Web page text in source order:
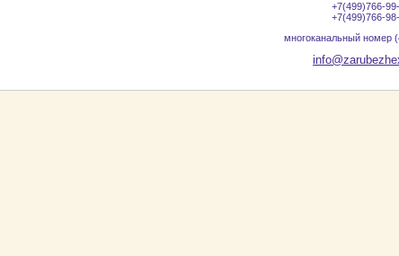
+7(499)766-
+7(499)766-
многоканальный номер